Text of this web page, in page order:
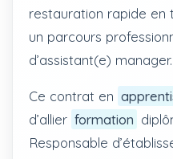
restauration rapide en
un parcours
d’assistant(e) manager.
Ce contrat en
d’allier formation
Responsable